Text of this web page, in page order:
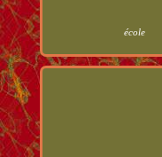
école